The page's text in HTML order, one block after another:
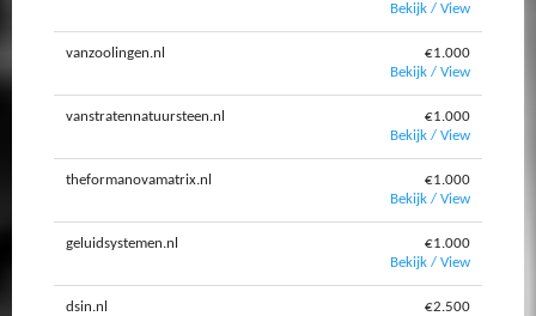
Bekijk / View
vanzoolingen.nl
€1.000
Bekijk / View
vanstratennatuursteen.nl
€1.000
Bekijk / View
theformanovamatrix.nl
€1.000
Bekijk / View
geluidsystemen.nl
€1.000
Bekijk / View
dsin.nl
€2.500